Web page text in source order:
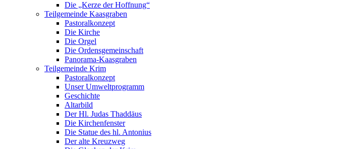
Die „Kerze der Hoffnung“
Teilgemeinde Kaasgraben
Pastoralkonzept
Die Kirche
Die Orgel
Die Ordensgemeinschaft
Panorama-Kaasgraben
Teilgemeinde Krim
Pastoralkonzept
Unser Umweltprogramm
Geschichte
Altarbild
Der Hl. Judas Thaddäus
Die Kirchenfenster
Die Statue des hl. Antonius
Der alte Kreuzweg